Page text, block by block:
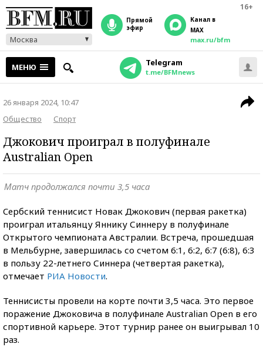
16+
Москва
прямой
эфир
Канал в
MAX
max.ru/bfm
МЕНЮ Telegram
t.me/BFMnews
26 января 2024, 10:47
Общество
Спорт
Джокович проиграл в полуфинале
Australian Open
Матч продолжался почти 3,5 часа
Cербский теннисист Новак Джокович (первая ракетка)
проиграл итальянцу Яннику Синнеру в полуфинале
Открытого чемпионата Австралии. Встреча, прошедшая
в Мельбурне, завершилась со счетом 6:1, 6:2, 6:7 (6:8), 6:3
в пользу 22-летнего Синнера (четвертая ракетка),
отмечает РИА Новости.
Теннисисты провели на корте почти 3,5 часа. Это первое
поражение Джоковича в полуфинале Australian Open в его
спортивной карьере. Этот турнир ранее он выигрывал 10
раз.